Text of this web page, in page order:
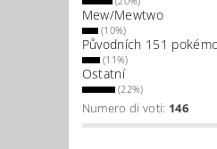
Mew/Mewtwo
(10%)
Původních 151
(11%)
Ostatní
(22%)
Numero di voti: 146